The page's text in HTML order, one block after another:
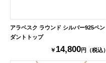
アラベスク ラウンド シルバー925ペン
ダントトップ
￥ 14,800円（税込）